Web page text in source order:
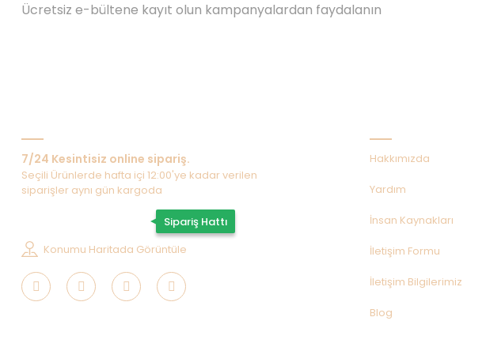
Ücretsiz e-bültene kayıt olun kampanyalardan faydalanın
7/24 Kesintisiz online sipariş.
Seçili Ürünlerde hafta içi 12:00'ye kadar verilen
siparişler aynı gün kargoda
Sipariş Hattı
Konumu Haritada Görüntüle
Hakkımızda
Yardım
İnsan Kaynakları
İletişim Formu
İletişim Bilgilerimiz
Blog